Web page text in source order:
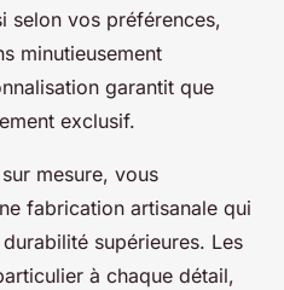
selon vos préférences,
minutieusement
garantit que
exclusif.
mesure, vous
fabrication artisanale qui
supérieures. Les
à chaque détail,